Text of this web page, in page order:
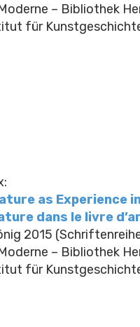
– Bibliothek
für
as Experience
dans le livre
2015
– Bibliothek
für